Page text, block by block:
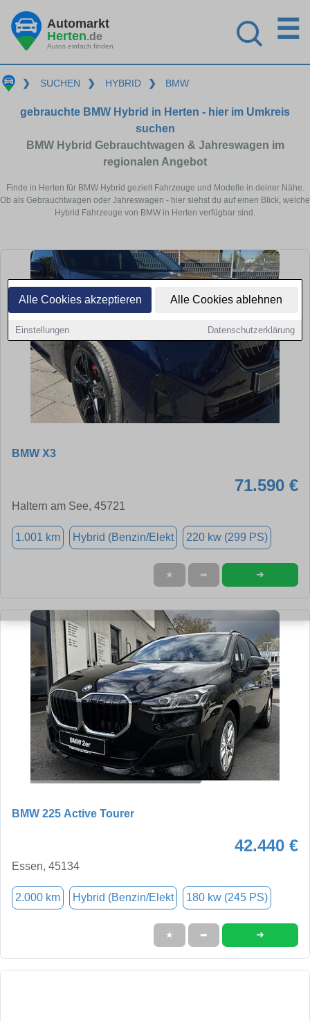
Alle Cookies akzeptieren Alle Cookies ablehnen
Einstellungen Datenschutzerklärung
Automarkt
Herten.de
Autos einfach finden
☰
❯ SUCHEN ❯ HYBRID ❯ BMW
gebrauchte BMW Hybrid in Herten - hier im Umkreis
suchen
BMW Hybrid Gebrauchtwagen & Jahreswagen im
regionalen Angebot
Finde in Herten für BMW Hybrid gezielt Fahrzeuge und Modelle in deiner Nähe.
Ob als Gebrauchtwagen oder Jahreswagen - hier siehst du auf einen Blick, welche
Hybrid Fahrzeuge von BMW in Herten verfügbar sind.
BMW X3
71.590 €
Haltern am See, 45721
1.001 km Hybrid (Benzin/Elekt 220 kw (299 PS)
★ ➦ ➜
BMW 225 Active Tourer
42.440 €
Essen, 45134
2.000 km Hybrid (Benzin/Elekt 180 kw (245 PS)
★ ➦ ➜